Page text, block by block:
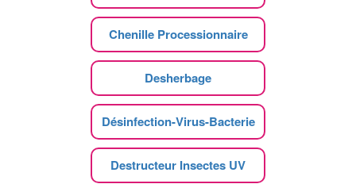
Chenille Processionnaire
Desherbage
Désinfection-Virus-Bacterie
Destructeur Insectes UV